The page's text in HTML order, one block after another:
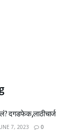
दगडफेक,लाठीचार्ज
7, 2023 0